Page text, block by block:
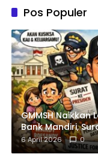
Tunggu
Kelengkapan
Administrasi
Pos Populer
GMMSH Naikkan
Bank Mandiri,
Presiden
6 April 2026 0